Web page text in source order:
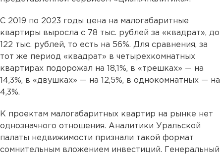
С 2019 по 2023 годы цена на малогабаритные
квартиры выросла с 78 тыс. рублей за «квадрат», до
122 тыс. рублей, то есть на 56%. Для сравнения, за
тот же период «квадрат» в четырехкомнатных
квартирах подорожал на 18,1%, в «трешках» — на
14,3%, в «двушках» — на 12,5%, в однокомнатных — на
4,3%.
К проектам малогабаритных квартир на рынке нет
однозначного отношения. Аналитики Уральской
палаты недвижимости признали такой формат
сомнительным вложением инвестиций. Генеральный